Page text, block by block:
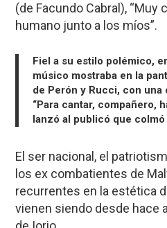
(de Facundo Cabral), “Muy
humano junto a los míos”.
Fiel a su estilo polémico,
músico mostraba en la
de Perón y Rucci, con una
“Para cantar, compañero,
lanzó al publicó que colmó
El ser nacional, el
los ex combatientes de
recurrentes en la estética
vienen siendo desde hace